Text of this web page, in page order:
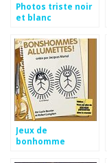
Photos triste noir
et blanc
Jeux de
bonhomme